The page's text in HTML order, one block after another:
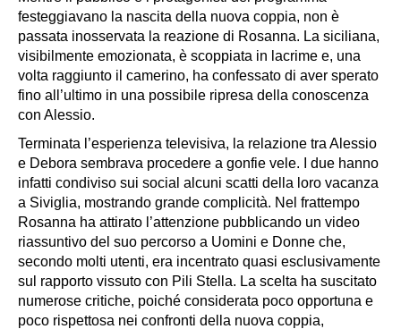
festeggiavano la nascita della nuova coppia, non è
passata inosservata la reazione di Rosanna. La siciliana,
visibilmente emozionata, è scoppiata in lacrime e, una
volta raggiunto il camerino, ha confessato di aver sperato
fino all’ultimo in una possibile ripresa della conoscenza
con Alessio.
Terminata l’esperienza televisiva, la relazione tra Alessio
e Debora sembrava procedere a gonfie vele. I due hanno
infatti condiviso sui social alcuni scatti della loro vacanza
a Siviglia, mostrando grande complicità. Nel frattempo
Rosanna ha attirato l’attenzione pubblicando un video
riassuntivo del suo percorso a Uomini e Donne che,
secondo molti utenti, era incentrato quasi esclusivamente
sul rapporto vissuto con Pili Stella. La scelta ha suscitato
numerose critiche, poiché considerata poco opportuna e
poco rispettosa nei confronti della nuova coppia,